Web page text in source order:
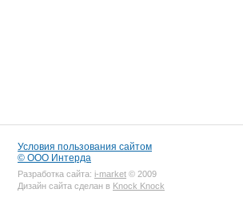
Условия пользования сайтом
© ООО Интерда
Разработка сайта: i-market © 2009
Дизайн сайта сделан в Knock Knock